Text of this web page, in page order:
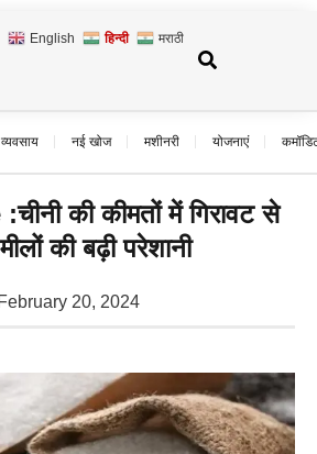
English हिन्दी मराठी
नई खोज मशीनरी योजनाएं
की कीमतों में गिरावट से
की बढ़ी परेशानी
February 20, 2024